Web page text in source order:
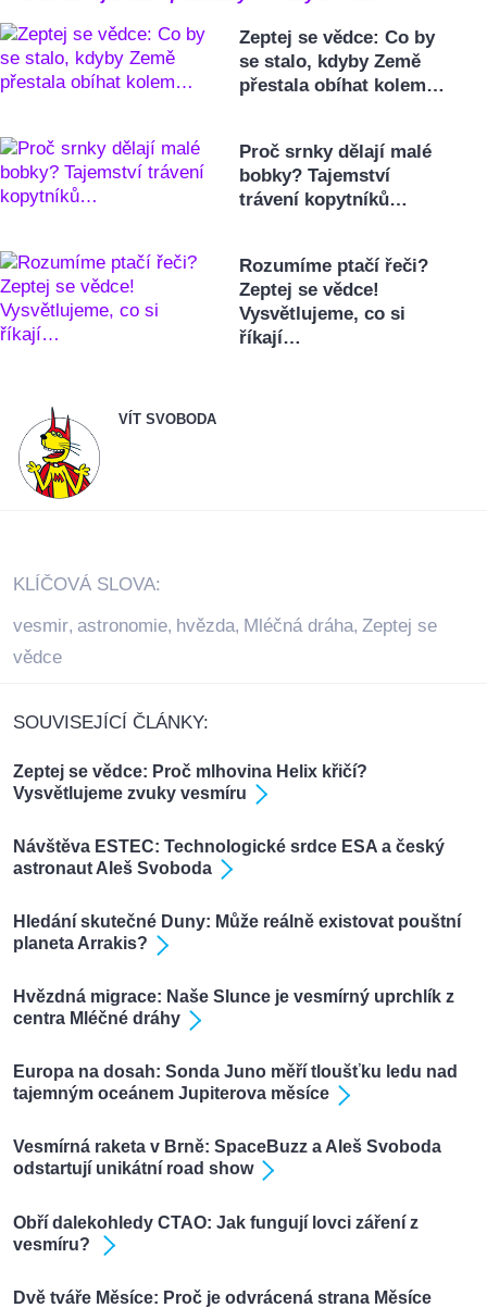
Zeptej se vědce: Co by
se stalo, kdyby Země
přestala obíhat kolem…
Proč srnky dělají malé
bobky? Tajemství
trávení kopytníků…
Rozumíme ptačí řeči?
Zeptej se vědce!
Vysvětlujeme, co si
říkají…
VÍT SVOBODA
KLÍČOVÁ SLOVA:
vesmir, astronomie, hvězda, Mléčná dráha, Zeptej se
vědce
SOUVISEJÍCÍ ČLÁNKY:
Zeptej se vědce: Proč mlhovina Helix křičí?
Vysvětlujeme zvuky vesmíru
Návštěva ESTEC: Technologické srdce ESA a český
astronaut Aleš Svoboda
Hledání skutečné Duny: Může reálně existovat pouštní
planeta Arrakis?
Hvězdná migrace: Naše Slunce je vesmírný uprchlík z
centra Mléčné dráhy
Europa na dosah: Sonda Juno měří tloušťku ledu nad
tajemným oceánem Jupiterova měsíce
Vesmírná raketa v Brně: SpaceBuzz a Aleš Svoboda
odstartují unikátní road show
Obří dalekohledy CTAO: Jak fungují lovci záření z
vesmíru?
Dvě tváře Měsíce: Proč je odvrácená strana Měsíce